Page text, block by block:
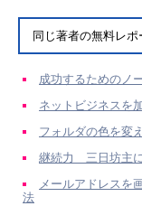
同じ著者の無料レポ
成功するためのノ
ネットビジネスを
フォルダの色を変
継続力 三日坊主
メールアドレスを
法